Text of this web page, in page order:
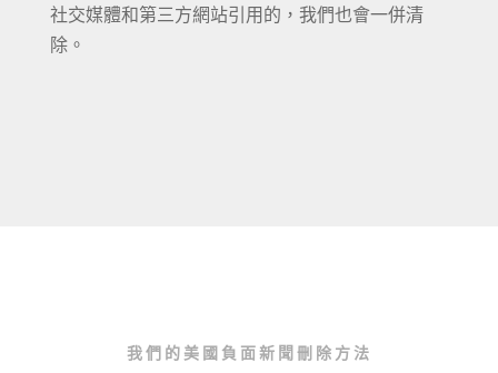
社交媒體和第三方網站引用的，我們也會一併清
除。
我們的美國負面新聞刪除方法